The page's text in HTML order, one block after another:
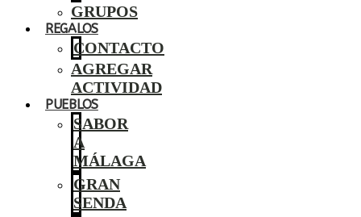
GRUPOS
REGALOS
CONTACTO
AGREGAR
ACTIVIDAD
PUEBLOS
SABOR
A
MÁLAGA
GRAN
SENDA